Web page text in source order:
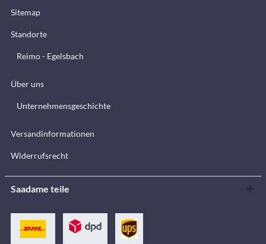
Sitemap
Standorte
Reimo - Egelsbach
Über uns
Unternehmensgeschichte
Versandinformationen
Widerrufsrecht
Saadame teile